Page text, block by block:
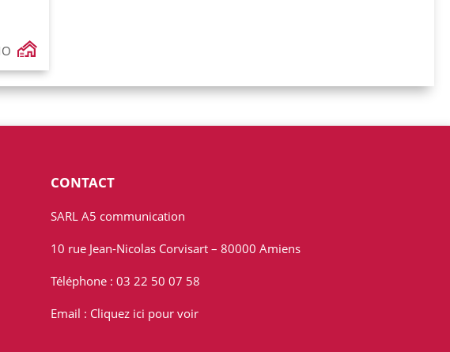
CONTACT
SARL A5 communication
10 rue Jean-Nicolas Corvisart – 80000 Amiens
Téléphone : 03 22 50 07 58
Email : Cliquez ici pour voir